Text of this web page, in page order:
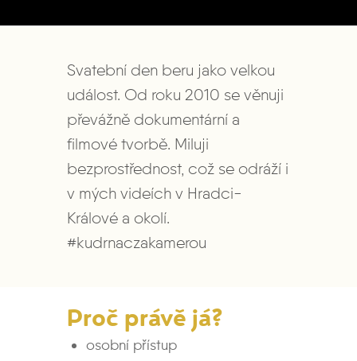
Svatební den beru jako velkou
událost. Od roku 2010 se věnuji
převážně dokumentární a
filmové tvorbě. Miluji
bezprostřednost, což se odráží i
v mých videích v Hradci-
Králové a okolí.
#kudrnaczakamerou
Proč právě já?
osobní přístup